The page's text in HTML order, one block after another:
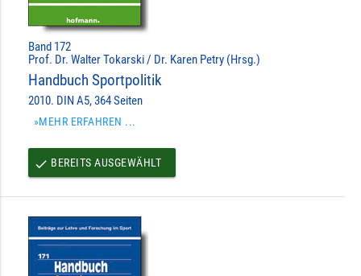
Band 172
Prof. Dr. Walter Tokarski / Dr. Karen Petry (Hrsg.)
Handbuch Sportpolitik
2010. DIN A5, 364 Seiten
»MEHR ERFAHREN ...
done BEREITS AUSGEWÄHLT